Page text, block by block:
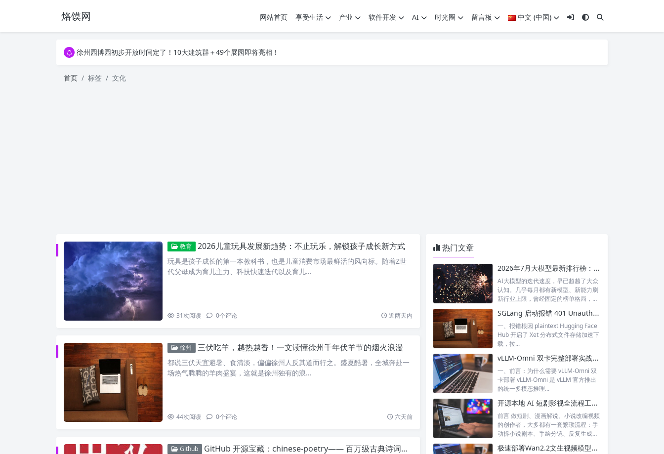
烙馍网 网站首页 享受生活 产业 软件开发 AI 时光圈 留言板 中文 (中国)
16796个OpenClaw Skills合集下载｜总2.7G，压缩后仅738M，覆盖全场景技能
徐州园博园初步开放时间定了！10大建筑群＋49个展园即将亮相！
徐州园博园初步开放时间定了！10大建筑群＋49个展园即将亮相！
首页 标签 文化
教育 2026儿童玩具发展新趋势：不止玩乐，解锁孩子成长新方式
玩具是孩子成长的第一本教科书，也是儿童消费市场最鲜活的风向标。随着Z世
代父母成为育儿主力、科技快速迭代以及育儿…
31次阅读 0个评论 近两天内
徐州 三伏吃羊，越热越香！一文读懂徐州千年伏羊节的烟火浪漫
都说三伏天宜避暑、食清淡，偏偏徐州人反其道而行之。盛夏酷暑，全城奔赴一
场热气腾腾的羊肉盛宴，这就是徐州独有的浪…
44次阅读 0个评论 六天前
Github GitHub 开源宝藏：chinese-poetry—— 百万级古典诗词结构化数据集全解析
热门文章
2026年7月大模型最新排行榜：神仙打架！国产模型正式跻身全球第一梯队
AI大模型的迭代速度，早已超越了大众
认知。几乎每月都有新模型、新能力刷
新行业上限，曾经固定的榜单格局，如
SGLang 启动报错 401 Unauthorized XET CAS 鉴权失败 完整排查与解决
一、报错根因 plaintext Hugging Face
Hub 开启了 Xet 分布式文件存储加速下
载，拉...
vLLM-Omni 双卡完整部署实战：多模态 / 文生图 / 文生视频双卡张量并行落地指南
一、前言：为什么需要 vLLM-Omni 双
卡部署 vLLM-Omni 是 vLLM 官方推出
的统一多模态推理...
开源本地 AI 短剧影视全流程工具｜waoowaoo 完整测评，小说一键生成成片
前言 做短剧、漫画解说、小说改编视频
的创作者，大多都有一套繁琐流程：手
动拆小说剧本、手绘分镜、反复生成统
极速部署Wan2.2文生视频模型！SGLang一站式落地教程（含加速优化）